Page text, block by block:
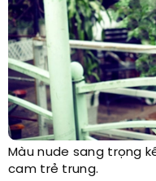
Màu nude sang trọng
cam trẻ trung.